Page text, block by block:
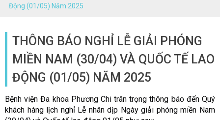
Động (01/05) Năm 2025
THÔNG BÁO NGHỈ LỄ GIẢI PHÓNG
MIỀN NAM (30/04) VÀ QUỐC TẾ LAO
ĐỘNG (01/05) NĂM 2025
Bệnh việnĐa khoa Phương Chi trân trọng thông báo đến Quý
khách hàng lịch nghỉLễ nhân dịp Ngày giải phóng miền Nam